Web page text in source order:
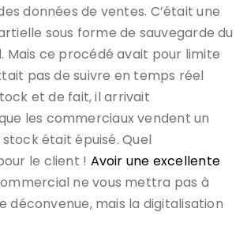
données de ventes. C’était une
sous forme de sauvegarde du
Mais ce procédé avait pour limite
pas de suivre en temps réel
et de fait, il arrivait
les commerciaux vendent un
était épuisé. Quel
le client ! Avoir une excellente
ne vous mettra pas à
déconvenue, mais la digitalisation